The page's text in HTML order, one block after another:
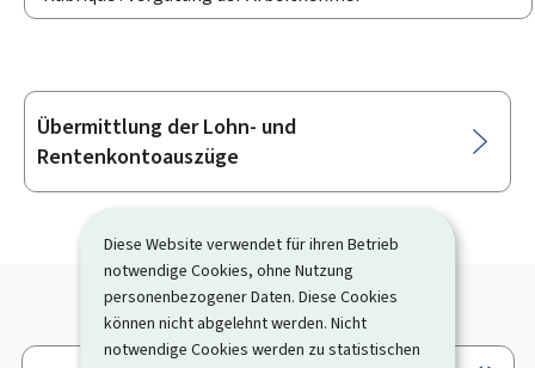
Diese Website verwendet für ihren Betrieb
notwendige Cookies, ohne Nutzung
personenbezogener Daten. Diese Cookies
können nicht abgelehnt werden. Nicht
notwendige Cookies werden zu statistischen
Unterrubriken
Übermittlung der Lohn- und
Rentenkontoauszüge